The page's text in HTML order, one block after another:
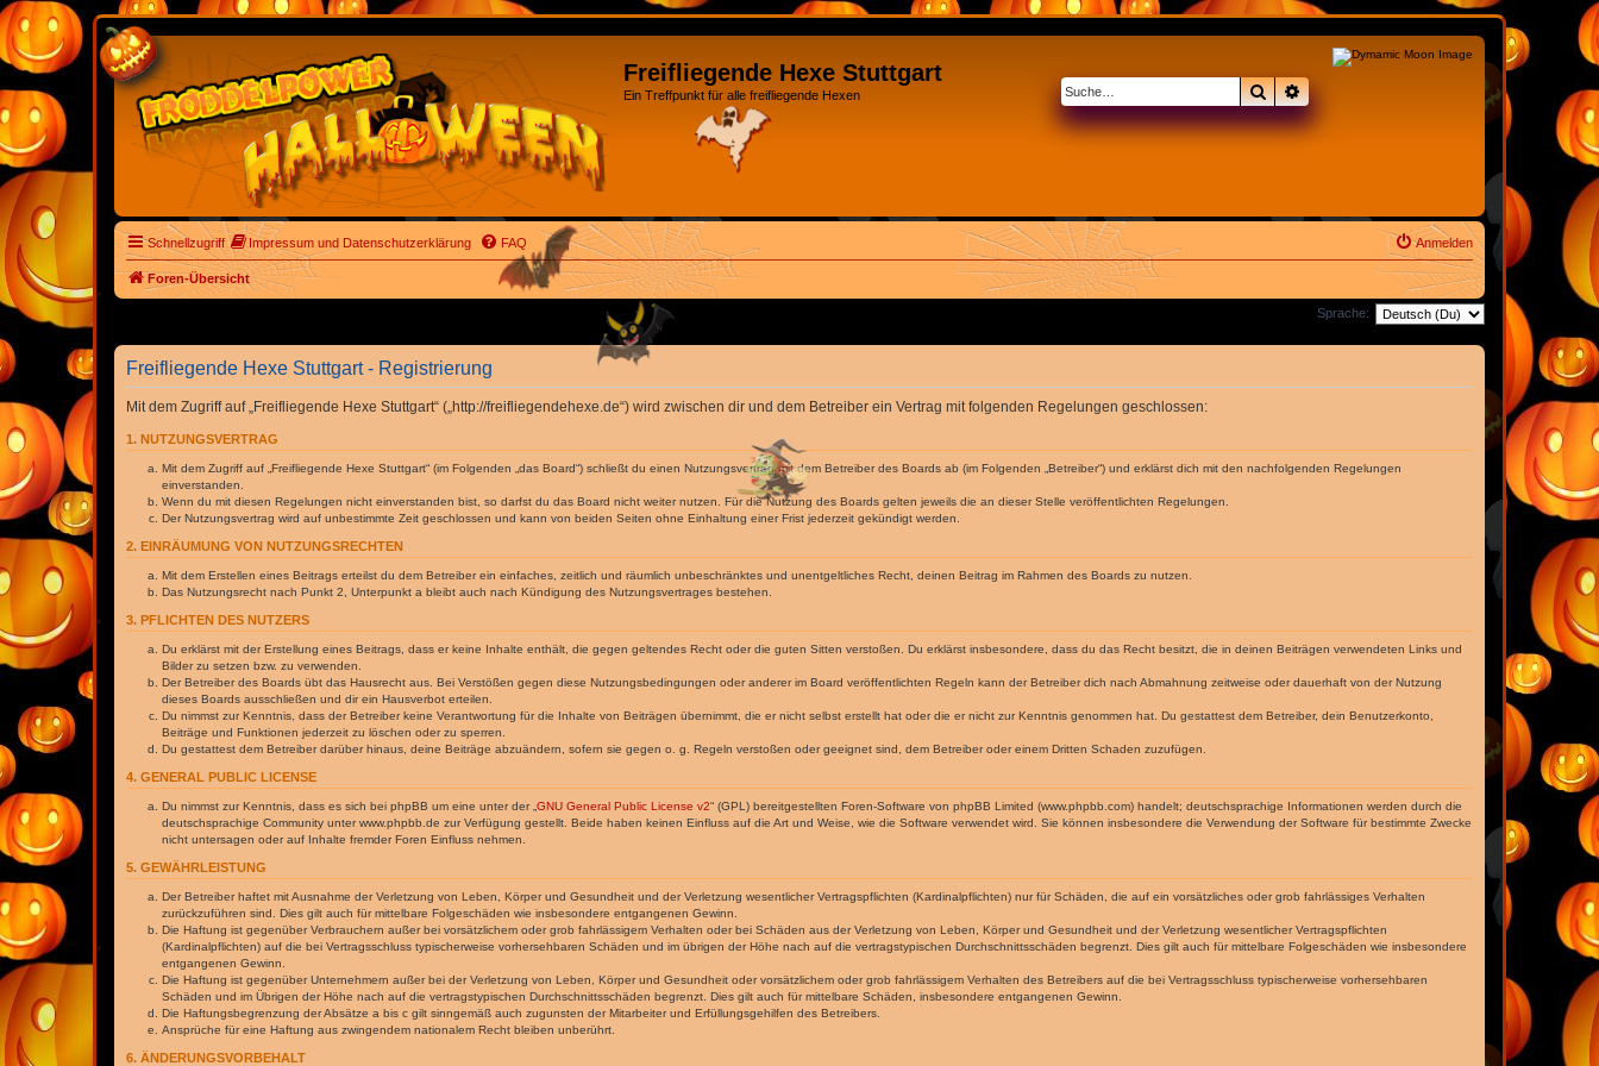
Freifliegende Hexe Stuttgart
Ein Treffpunkt für alle freifliegende Hexen SucheErweiterte Suche
Schnellzugriff Impressum und Datenschutzerklärung FAQ Anmelden
Foren-Übersicht
Sprache:
Freifliegende Hexe Stuttgart - Registrierung
Mit dem Zugriff auf „Freifliegende Hexe Stuttgart“ („http://freifliegendehexe.de“) wird zwischen dir und dem Betreiber ein Vertrag mit folgenden Regelungen geschlossen:
1. NUTZUNGSVERTRAG
Mit dem Zugriff auf „Freifliegende Hexe Stuttgart“ (im Folgenden „das Board“) schließt du einen Nutzungsvertrag mit dem Betreiber des Boards ab (im Folgenden „Betreiber“) und erklärst dich mit den nachfolgenden Regelungen
einverstanden.
Wenn du mit diesen Regelungen nicht einverstanden bist, so darfst du das Board nicht weiter nutzen. Für die Nutzung des Boards gelten jeweils die an dieser Stelle veröffentlichten Regelungen.
Der Nutzungsvertrag wird auf unbestimmte Zeit geschlossen und kann von beiden Seiten ohne Einhaltung einer Frist jederzeit gekündigt werden.
2. EINRÄUMUNG VON NUTZUNGSRECHTEN
Mit dem Erstellen eines Beitrags erteilst du dem Betreiber ein einfaches, zeitlich und räumlich unbeschränktes und unentgeltliches Recht, deinen Beitrag im Rahmen des Boards zu nutzen.
Das Nutzungsrecht nach Punkt 2, Unterpunkt a bleibt auch nach Kündigung des Nutzungsvertrages bestehen.
3. PFLICHTEN DES NUTZERS
Du erklärst mit der Erstellung eines Beitrags, dass er keine Inhalte enthält, die gegen geltendes Recht oder die guten Sitten verstoßen. Du erklärst insbesondere, dass du das Recht besitzt, die in deinen Beiträgen verwendeten Links und
Bilder zu setzen bzw. zu verwenden.
Der Betreiber des Boards übt das Hausrecht aus. Bei Verstößen gegen diese Nutzungsbedingungen oder anderer im Board veröffentlichten Regeln kann der Betreiber dich nach Abmahnung zeitweise oder dauerhaft von der Nutzung
dieses Boards ausschließen und dir ein Hausverbot erteilen.
Du nimmst zur Kenntnis, dass der Betreiber keine Verantwortung für die Inhalte von Beiträgen übernimmt, die er nicht selbst erstellt hat oder die er nicht zur Kenntnis genommen hat. Du gestattest dem Betreiber, dein Benutzerkonto,
Beiträge und Funktionen jederzeit zu löschen oder zu sperren.
Du gestattest dem Betreiber darüber hinaus, deine Beiträge abzuändern, sofern sie gegen o. g. Regeln verstoßen oder geeignet sind, dem Betreiber oder einem Dritten Schaden zuzufügen.
4. GENERAL PUBLIC LICENSE
Du nimmst zur Kenntnis, dass es sich bei phpBB um eine unter der „ GNU General Public License v2“ (GPL) bereitgestellten Foren-Software von phpBB Limited (www.phpbb.com) handelt; deutschsprachige Informationen werden durch die
deutschsprachige Community unter www.phpbb.de zur Verfügung gestellt. Beide haben keinen Einfluss auf die Art und Weise, wie die Software verwendet wird. Sie können insbesondere die Verwendung der Software für bestimmte Zwecke
nicht untersagen oder auf Inhalte fremder Foren Einfluss nehmen.
5. GEWÄHRLEISTUNG
Der Betreiber haftet mit Ausnahme der Verletzung von Leben, Körper und Gesundheit und der Verletzung wesentlicher Vertragspflichten (Kardinalpflichten) nur für Schäden, die auf ein vorsätzliches oder grob fahrlässiges Verhalten
zurückzuführen sind. Dies gilt auch für mittelbare Folgeschäden wie insbesondere entgangenen Gewinn.
Die Haftung ist gegenüber Verbrauchern außer bei vorsätzlichem oder grob fahrlässigem Verhalten oder bei Schäden aus der Verletzung von Leben, Körper und Gesundheit und der Verletzung wesentlicher Vertragspflichten
(Kardinalpflichten) auf die bei Vertragsschluss typischerweise vorhersehbaren Schäden und im übrigen der Höhe nach auf die vertragstypischen Durchschnittsschäden begrenzt. Dies gilt auch für mittelbare Folgeschäden wie insbesondere
entgangenen Gewinn.
Die Haftung ist gegenüber Unternehmern außer bei der Verletzung von Leben, Körper und Gesundheit oder vorsätzlichem oder grob fahrlässigem Verhalten des Betreibers auf die bei Vertragsschluss typischerweise vorhersehbaren
Schäden und im Übrigen der Höhe nach auf die vertragstypischen Durchschnittsschäden begrenzt. Dies gilt auch für mittelbare Schäden, insbesondere entgangenen Gewinn.
Die Haftungsbegrenzung der Absätze a bis c gilt sinngemäß auch zugunsten der Mitarbeiter und Erfüllungsgehilfen des Betreibers.
Ansprüche für eine Haftung aus zwingendem nationalem Recht bleiben unberührt.
6. ÄNDERUNGSVORBEHALT